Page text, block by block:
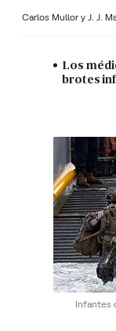
Carlos Mullor y J. J.
Los
brotes
Infantes